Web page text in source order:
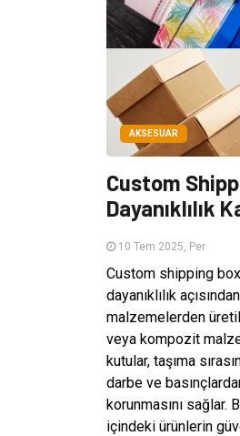
AKSESUAR
Custom
Dayanıklılık
10 Tem 2025, Per
Custom shipping
dayanıklılık
malzemelerden
veya kompozit
kutular, taşıma
darbe ve
korunmasını sağlar.
içindeki ürünlerin